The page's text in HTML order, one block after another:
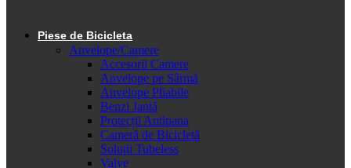
Piese de Bicicleta
Anvelope/Camere
Accesorii Camere
Anvelope pe Sârmă
Anvelope Pliabile
Benzi Jantă
Protecții Antipana
Cameră de Bicicletă
Soluții Tubeless
Valve